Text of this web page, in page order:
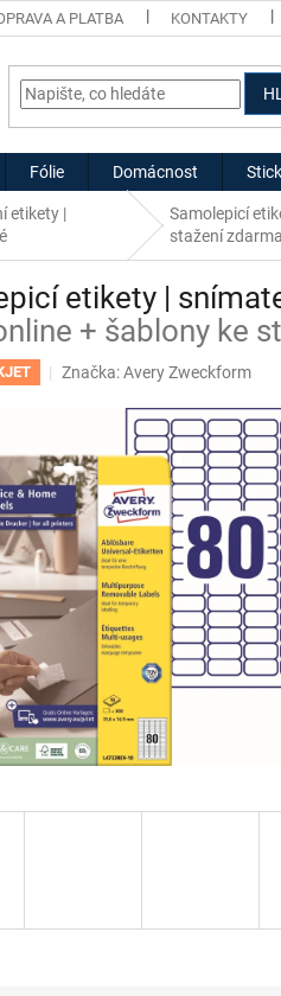
A PLATBA KONTAKTY
Fólie Domácnost
etikety |
Samolepicí
stažení zdarma
etikety |
+ šablony ke
Značka:Avery Zweckform